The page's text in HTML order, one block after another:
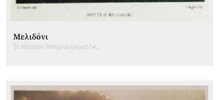
Μελιδόνι
Το Μελιδόνι Ρεθύμνου (γνωστό κ...